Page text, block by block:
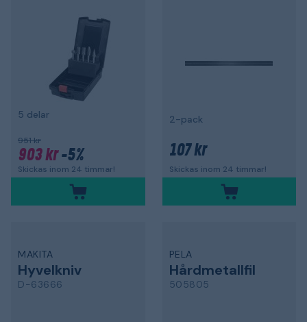
5 delar
951 kr
903 kr-5%
Skickas inom 24 timmar!
2-pack
107 kr
Skickas inom 24 timmar!
MAKITA
Hyvelkniv
D-63666
PELA
Hårdmetallfil
505805